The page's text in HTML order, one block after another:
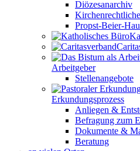
Diözesanarchiv
Propst-Beier-
Arbeitgeber
Stellenangebote
Erkundungsprozess
Anliegen &
Befragung zum
Dokumente &
Beratung